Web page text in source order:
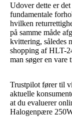
Udover dette er
fundamentale
hvilken
på samme måde
kvittering, således
shopping af HLT-
man søger en vare
Trustpilot fører til
aktuelle
at du evaluerer
Halogenpære